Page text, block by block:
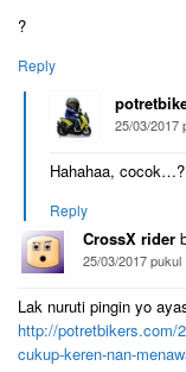
?
Reply
25/03/2017
Hahahaa,
Reply
CrossX rider
25/03/2017 pukul
Lak nuruti pingin yo
http://potretbikers.com/
cukup-keren-nan-